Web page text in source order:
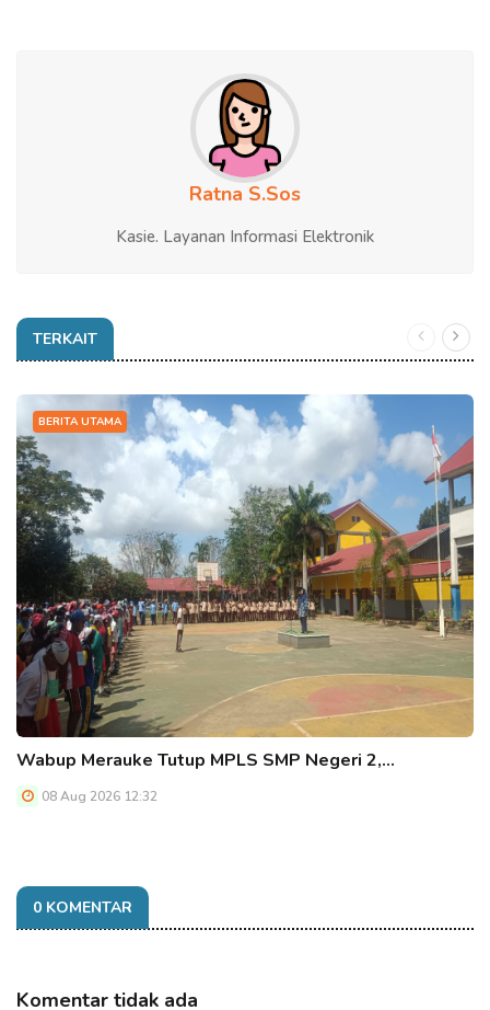
Ratna S.Sos
Kasie. Layanan Informasi Elektronik
TERKAIT
BERITA UTAMA
Wabup Merauke Tutup MPLS SMP Negeri 2,…
08 Aug 2026 12:32
0 KOMENTAR
Komentar tidak ada